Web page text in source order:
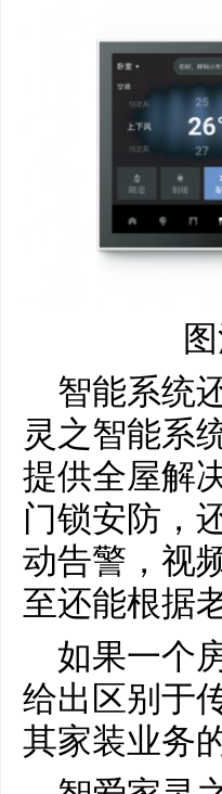
智能系统
灵之智能系
提供全屋解
门锁安防，
动告警，视
至还能根据
如果一个
给出区别于
其家装业务